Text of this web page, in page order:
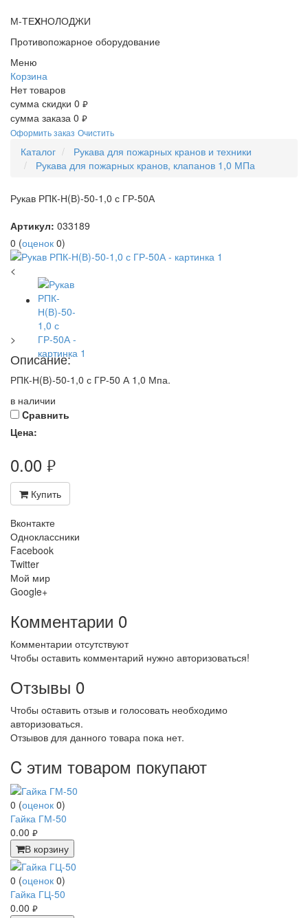
М-ТЕХНОЛОДЖИ
Противопожарное оборудование
Меню
Корзина
Нет товаров
сумма скидки 0 руб.
сумма заказа 0 руб.
Оформить заказ Очистить
Каталог
Рукава для пожарных кранов и техники
Рукава для пожарных кранов, клапанов 1,0 МПа
Рукав РПК-Н(В)-50-1,0 с ГР-50А
Артикул: 033189
0 (оценок 0)
<
>
Описание:
РПК-Н(В)-50-1,0 с ГР-50 А 1,0 Мпа.
в наличии
Cравнить
Цена:
0.00 руб.
Купить
Вконтакте
Одноклассники
Facebook
Twitter
Мой мир
Google+
Комментарии 0
Комментарии отсутствуют
Чтобы оставить комментарий нужно авторизоваться!
Отзывы 0
Чтобы оcтавить отзыв и голосовать необходимо
авторизоваться.
Отзывов для данного товара пока нет.
C этим товаром покупают
0 (оценок 0)
Гайка ГМ-50
0.00 руб.
В корзину
0 (оценок 0)
Гайка ГЦ-50
0.00 руб.